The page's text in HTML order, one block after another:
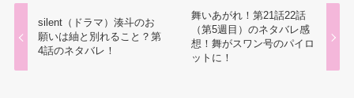
silent（ドラマ）湊斗のお
願いは紬と別れること？第
4話のネタバレ！
舞いあがれ！第21話22話
（第5週目）のネタバレ感
想！舞がスワン号のパイロ
ットに！